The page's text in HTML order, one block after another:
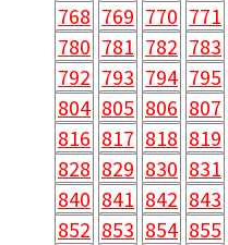
768 769 770 771
780 781 782 783
792 793 794 795
804 805 806 807
816 817 818 819
828 829 830 831
840 841 842 843
852 853 854 855